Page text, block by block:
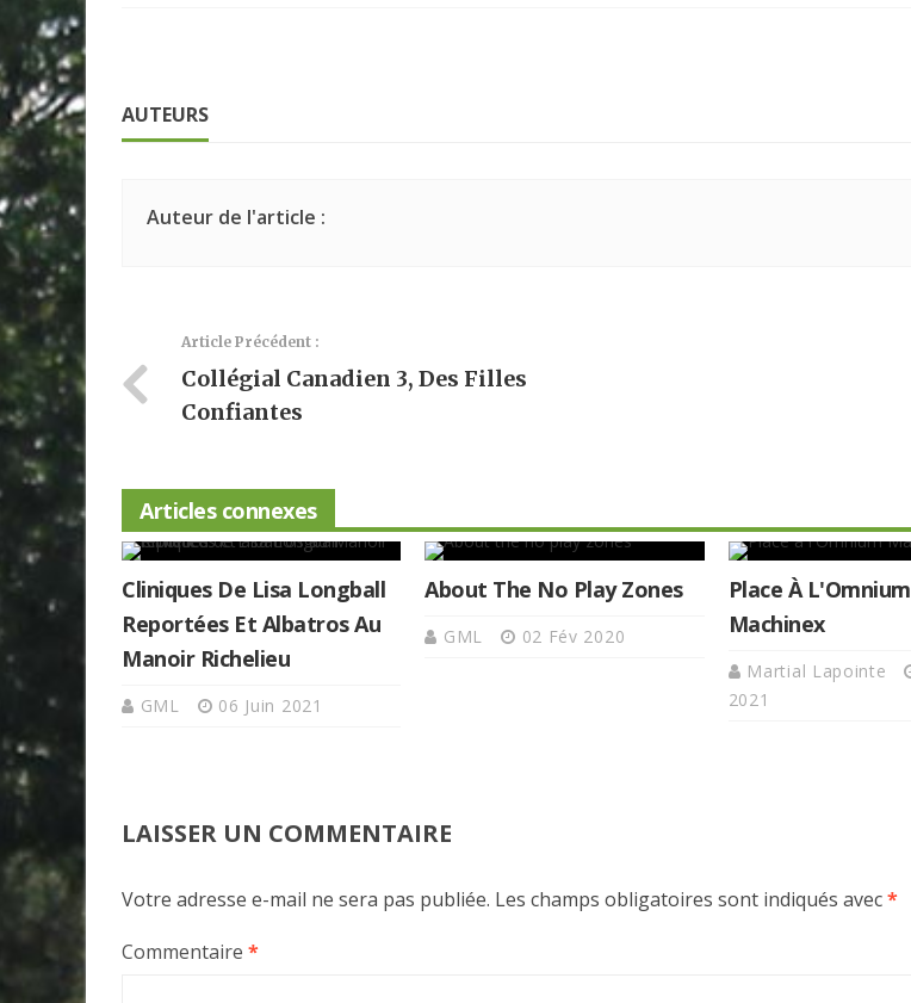
AUTEURS
Auteur de l'article :
Article Précédent :
Collégial Canadien 3, Des Filles
Confiantes
Articles connexes
Cliniques De Lisa Longball
Reportées Et Albatros Au
Manoir Richelieu
GML 06 Juin 2021
About The No Play Zones
GML 02 Fév 2020
Place À L'Omnium
Machinex
Martial Lapointe
2021
LAISSER UN COMMENTAIRE
Votre adresse e-mail ne sera pas publiée. Les champs obligatoires sont indiqués avec*
Commentaire *